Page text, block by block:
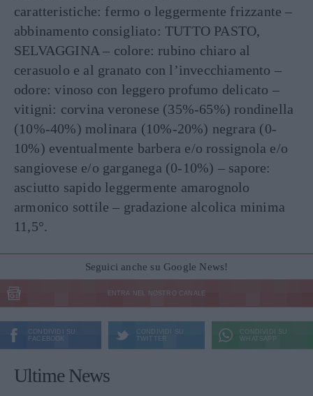
caratteristiche: fermo o leggermente frizzante –
abbinamento consigliato: TUTTO PASTO,
SELVAGGINA – colore: rubino chiaro al
cerasuolo e al granato con l’invecchiamento –
odore: vinoso con leggero profumo delicato –
vitigni: corvina veronese (35%-65%) rondinella
(10%-40%) molinara (10%-20%) negrara (0-
10%) eventualmente barbera e/o rossignola e/o
sangiovese e/o garganega (0-10%) – sapore:
asciutto sapido leggermente amarognolo
armonico sottile – gradazione alcolica minima
11,5°.
Seguici anche su Google News!
ENTRA NEL NOSTRO CANALE
CONDIVIDI SU
FACEBOOK
CONDIVIDI SU
TWITTER
CONDIVIDI SU
WHATSAPP
Ultime News